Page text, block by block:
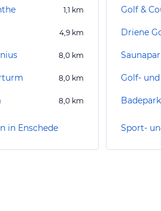
1,1 km
4,9 km
8,0 km
8,0 km
8,0 km
in Enschede
Golf &
Driene
Golf- und